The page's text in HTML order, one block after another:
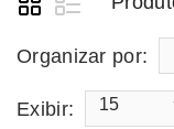
Organizar por:
Exibir: 15